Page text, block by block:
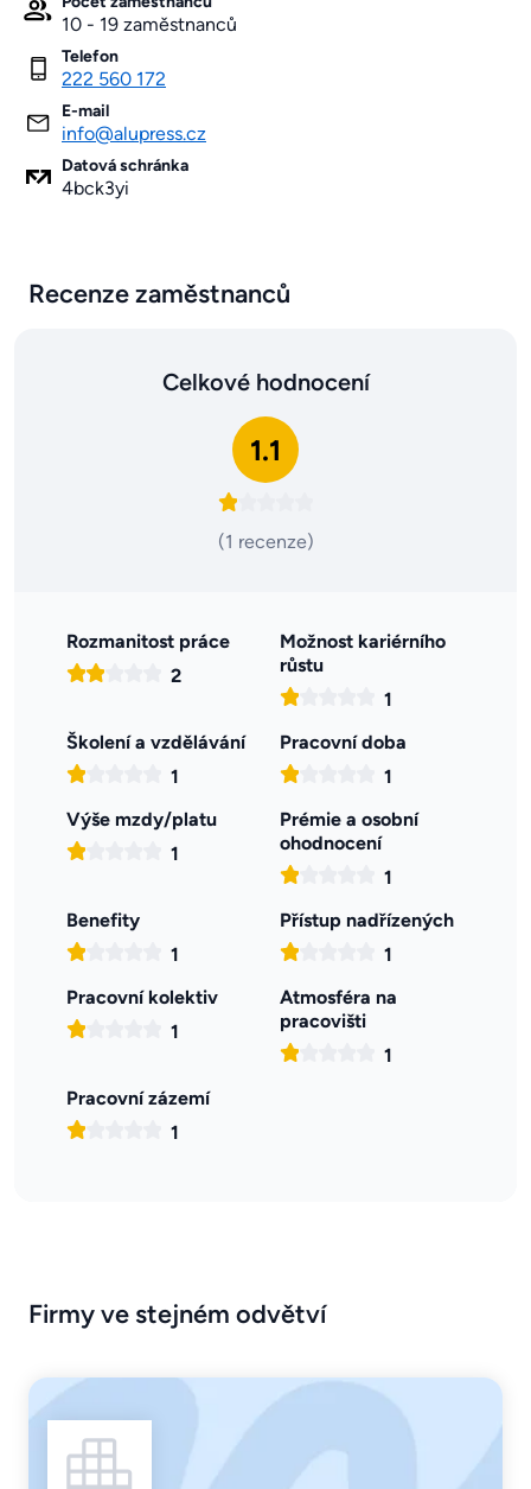
10 - 19 zaměstnanců
Telefon
222 560 172
E-mail
info@alupress.cz
Datová schránka
4bck3yi
Recenze zaměstnanců
Celkové hodnocení
1.1
(1 recenze)
Rozmanitost práce
2
Možnost kariérního
růstu
1
Školení a vzdělávání
1
Pracovní doba
1
Výše mzdy/platu
1
Prémie a osobní
ohodnocení
1
Benefity
1
Přístup nadřízených
1
Pracovní kolektiv
1
Atmosféra na
pracovišti
1
Pracovní zázemí
1
Firmy ve stejném odvětví